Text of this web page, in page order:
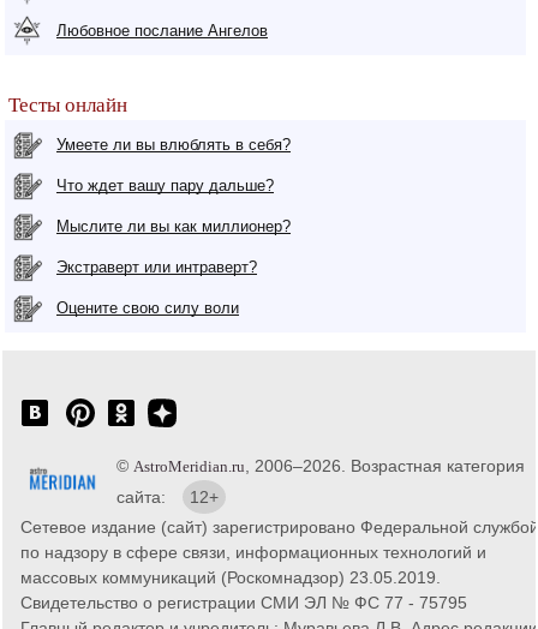
Любовное послание Ангелов
Тесты онлайн
Умеете ли вы влюблять в себя?
Что ждет вашу пару дальше?
Мыслите ли вы как миллионер?
Экстраверт или интраверт?
Оцените свою силу воли
© AstroMeridian.ru , 2006–2026. Возрастная категория
сайта:
12+
Сетевое издание (сайт) зарегистрировано Федеральной службой
по надзору в сфере связи, информационных технологий и
массовых коммуникаций (Роскомнадзор) 23.05.2019.
Свидетельство о регистрации СМИ ЭЛ № ФС 77 - 75795